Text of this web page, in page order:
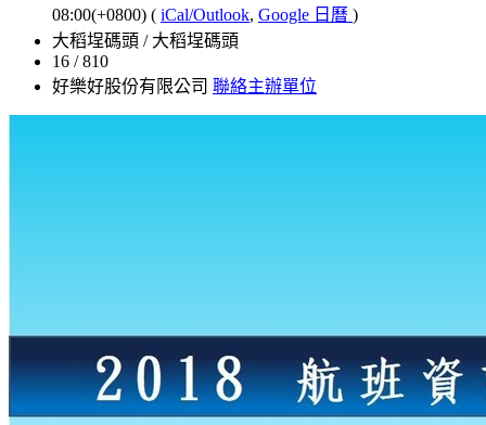
08:00(+0800) ( iCal/Outlook, Google 日曆 )
大稻埕碼頭 / 大稻埕碼頭
16 / 810
好樂好股份有限公司 聯絡主辦單位